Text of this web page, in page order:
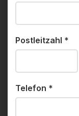
Postleitzahl *
Telefon *